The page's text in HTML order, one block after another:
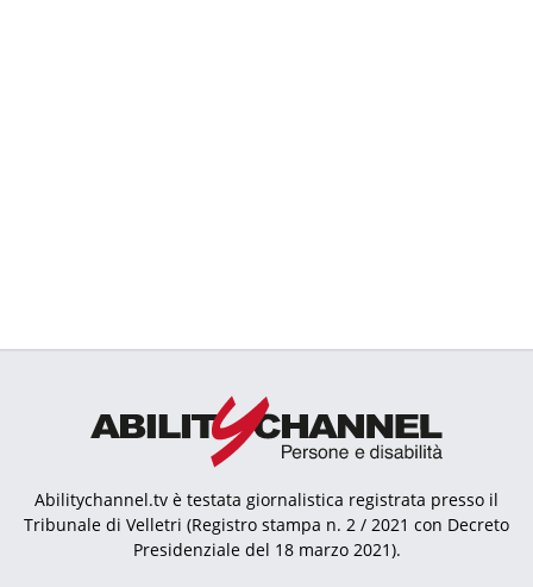
Abilitychannel.tv è testata giornalistica registrata presso il
Tribunale di Velletri (Registro stampa n. 2 / 2021 con Decreto
Presidenziale del 18 marzo 2021).